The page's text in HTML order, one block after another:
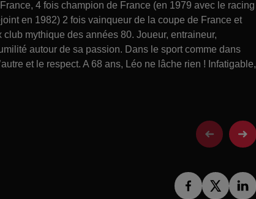
4 fois champion de France (en 1979 avec le racing
en 1982) 2 fois vainqueur de la coupe de France et
mythique des années 80. Joueur, entraineur,
autour de sa passion. Dans le sport comme dans
et le respect. A 68 ans, Léo ne lâche rien ! Infatigable,